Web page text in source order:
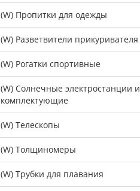
(W) Пропитки для одежды
(W) Разветвители прикуривателя
(W) Рогатки спортивные
(W) Солнечные электростанции и
комплектующие
(W) Телескопы
(W) Толщиномеры
(W) Трубки для плавания